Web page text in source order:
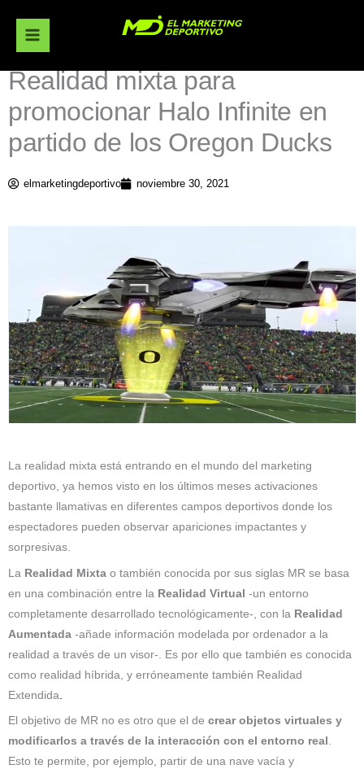
contenido
Realidad mixta para
promocionar Halo Infinite en
partido de los Oregon Ducks
elmarketingdeportivo noviembre 30, 2021
La realidad mixta está entrando en el mundo del marketing
deportivo, ya hemos visto en los últimos meses activaciones
bastante llamativas en diferentes campos deportivos donde los
espectadores pueden observar apariciones impactantes y
sorpresivas.
La Realidad Mixta o también conocida por sus siglas MR se basa
en una combinación entre la Realidad Virtual -un entorno
completamente desarrollado tecnológicamente-, con la Realidad
Aumentada -añade información modelada por ordenador a la
realidad a través de un visor-. Es por ello que también es conocida
como realidad híbrida, y erróneamente también Realidad
Extendida
El objetivo de MR no es otro que el de crear objetos virtuales y
modificarlos a través de la interacción con el entorno real .
Esto te permite, por ejemplo, partir de una nave vacía y